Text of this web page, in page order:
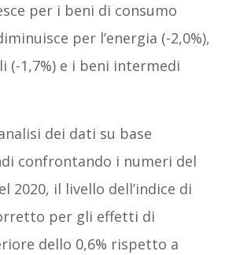
per i beni di consumo
per l’energia (-2,0%),
(-1,7%) e i beni intermedi
dei dati su base
confrontando i numeri del
2020, il livello dell’indice di
per gli effetti di
dello 0,6% rispetto a